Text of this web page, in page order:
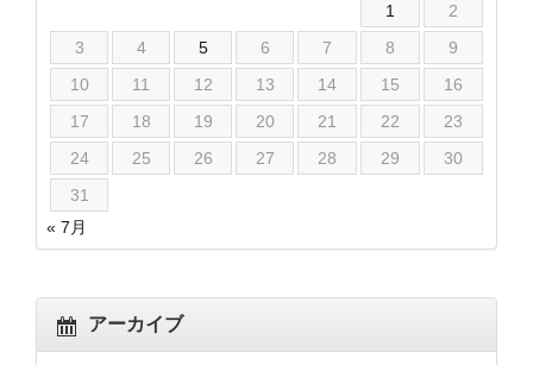
1
2
3
4 5 6 7 8
9
10
11 12 13 14 15
16
17
18 19 20 21 22
23
24
25 26 27 28 29
30
31
« 7月
アーカイブ